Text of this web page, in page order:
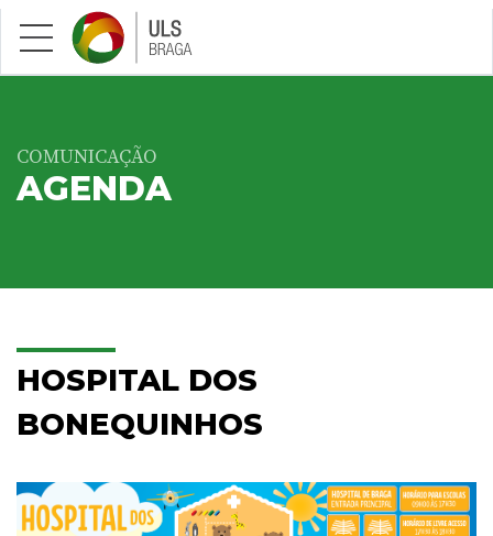
Saltar para conteúdo principal
COMUNICAÇÃO
AGENDA
HOSPITAL DOS
BONEQUINHOS